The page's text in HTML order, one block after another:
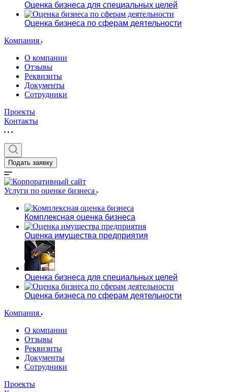
Оценка бизнеса для специальных целей
Оценка бизнеса по сферам деятельности
Компания
О компании
Отзывы
Реквизиты
Документы
Сотрудники
Проекты
Контакты
Подать заявку
Услуги по оценке бизнеса
Комплексная оценка бизнеса
Оценка имущества предприятия
Оценка бизнеса для специальных целей
Оценка бизнеса по сферам деятельности
Компания
О компании
Отзывы
Реквизиты
Документы
Сотрудники
Проекты